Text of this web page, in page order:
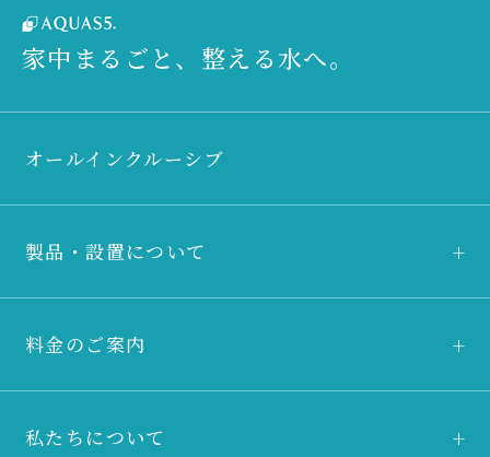
家中まるごと、整える水へ。
オールインクルーシブ
製品・設置について
料金のご案内
私たちについて